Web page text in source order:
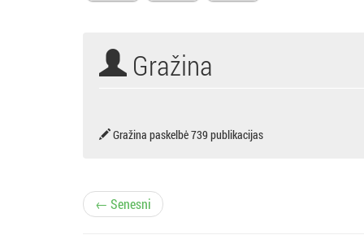
Gražina
Gražina paskelbė 739 publikacijas
Į ← Senesni